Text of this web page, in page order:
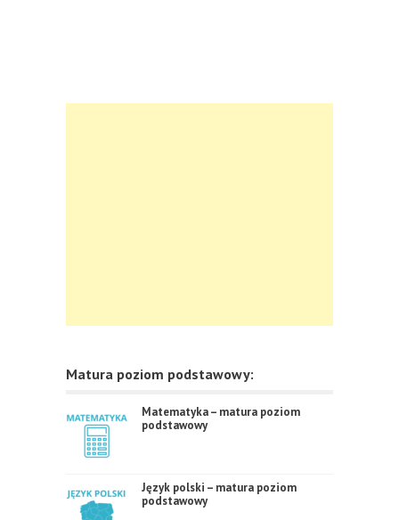
Matura poziom podstawowy:
Matematyka – matura poziom
podstawowy
Język polski – matura poziom
podstawowy